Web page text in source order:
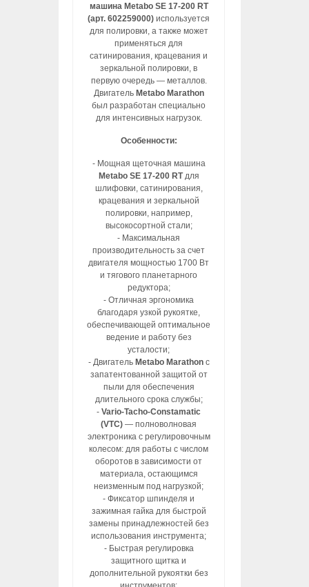
машина Metabo SE 17-200 RT
(арт. 602259000) используется
для полировки, а также может
применяться для
сатинирования, крацевания и
зеркальной полировки, в
первую очередь — металлов.
Двигатель Metabo Marathon
был разработан специально
для интенсивных нагрузок.
Особенности:
- Мощная щеточная машина
Metabo SE 17-200 RTдля
шлифовки, сатинирования,
крацевания и зеркальной
полировки, например,
высокосортной стали;
- Максимальная
производительность за счет
двигателя мощностью 1700 Вт
и тягового планетарного
редуктора;
- Отличная эргономика
благодаря узкой рукоятке,
обеспечивающей оптимальное
ведение и работу без
усталости;
- Двигатель Metabo Marathonс
запатентованной защитой от
пыли для обеспечения
длительного срока службы;
-Vario-Tacho-Constamatic
(VTC) — полноволновая
электроника с регулировочным
колесом: для работы с числом
оборотов в зависимости от
материала, остающимся
неизменным под нагрузкой;
- Фиксатор шпинделя и
зажимная гайка для быстрой
замены принадлежностей без
использования инструмента;
- Быстрая регулировка
защитного щитка и
дополнительной рукоятки без